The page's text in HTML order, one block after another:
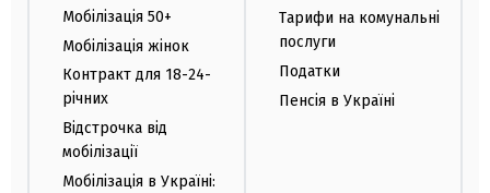
Мобілізація 50+
Мобілізація жінок
Контракт для 18-24-
річних
Відстрочка від
мобілізації
Мобілізація в Україні:
Тарифи на комунальні
послуги
Податки
Пенсія в Україні